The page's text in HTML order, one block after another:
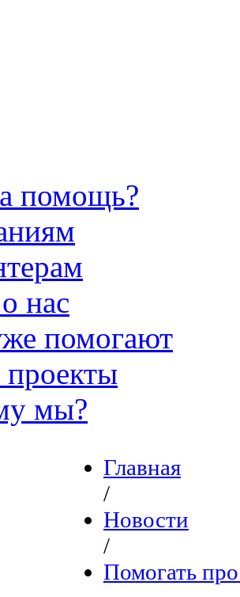
помощь?
нас
помогают
мы?
Главная
/
Новости
/
Помогать